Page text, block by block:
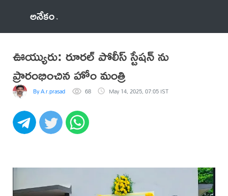
అనేకం
ఊయ్యురు: రూరల్ పోలీస్ స్టేషన్ ను
ప్రారంభించిన హోం మంత్రి
By A.r.prasad 68 May 14, 2025, 07:05 IST